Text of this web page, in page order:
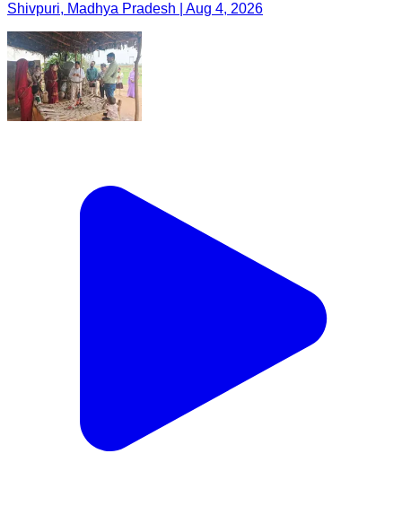
Shivpuri, Madhya Pradesh | Aug 4, 2026